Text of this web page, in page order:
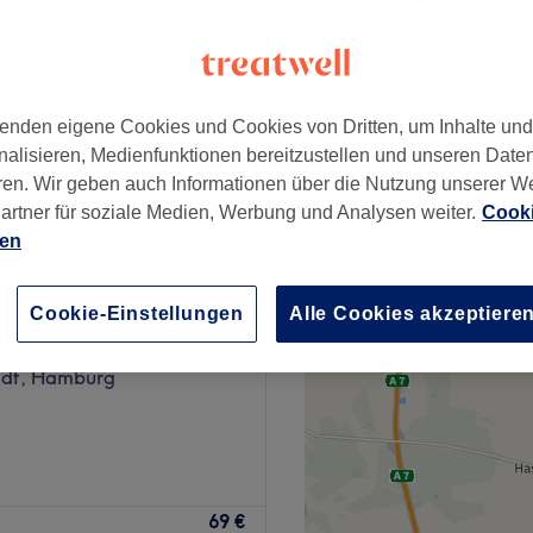
80 €
90 €
dreht sich alles um die
Haut. Das
93 Bewertungen
Hamburg
69 €
eigene Cookies und Cookies von Dritten, um Inhalte
Medienfunktionen bereitzustellen und unseren
Wir geben auch Informationen über die Nutzung unserer
für soziale Medien, Werbung und Analysen weiter.
Cookie-Einstellungen Alle Cookies akzeptieren